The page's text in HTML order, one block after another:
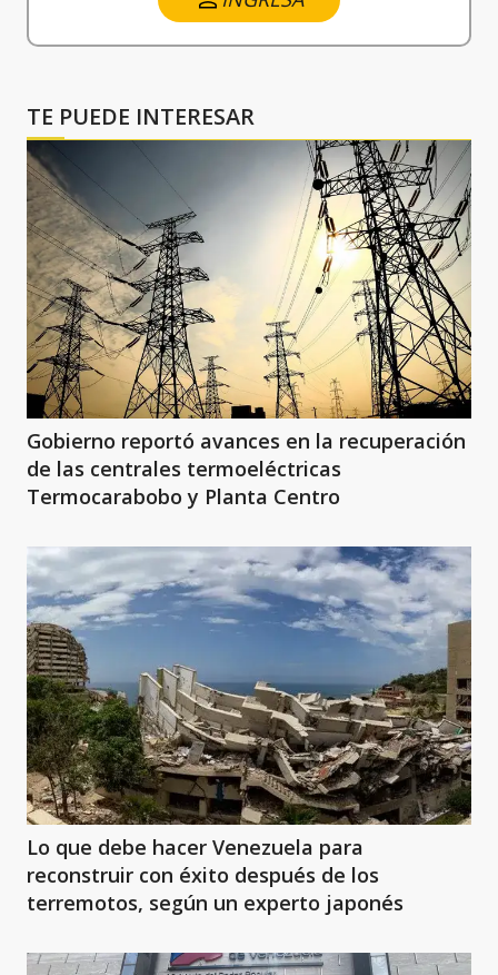
TE PUEDE INTERESAR
Gobierno reportó avances en la recuperación
de las centrales termoeléctricas
Termocarabobo y Planta Centro
Lo que debe hacer Venezuela para
reconstruir con éxito después de los
terremotos, según un experto japonés